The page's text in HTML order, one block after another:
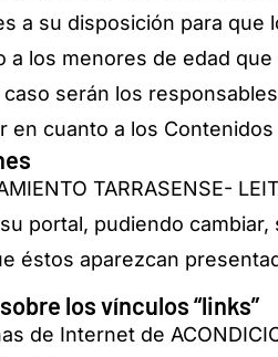
a su disposición para que
a los menores de edad
serán los
en cuanto a los
TARRASENSE-
portal, pudiendo
éstos aparezcan
los vínculos “links”
de Internet de